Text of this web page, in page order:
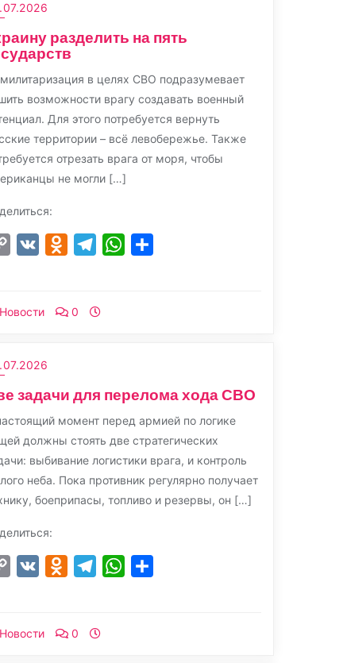
разделить на пять
в целях СВО подразумевает
возможности врагу создавать военный
Для этого потребуется вернуть
территории – всё левобережье. Также
отрезать врага от моря, чтобы
не могли […]
Copy
VK Odnoklassniki
TelegramWhatsApp
Новости
0
задачи для перелома хода СВО
момент перед армией по логике
должны стоять две стратегических
выбивание логистики врага, и контроль
неба. Пока противник регулярно получает
боеприпасы, топливо и резервы, он […]
Copy
VK Odnoklassniki
TelegramWhatsApp
Новости 0